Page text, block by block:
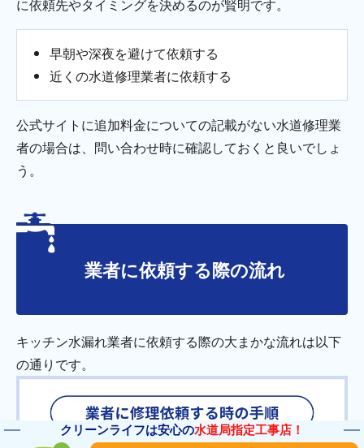
に依頼先やタイミングを決めるのが賢明です。
早朝や深夜を避けて依頼する
近くの水道修理業者に依頼する
公式サイトに追加料金についての記載がない水道修理業
者の場合は、問い合わせ時に確認しておくと良いでしょ
う。
業者に依頼する際の流れ
キッチン水漏れ業者に依頼する際の大まかな流れは以下
の通りです。
クリーンライフは安心の水道局指定工事店！